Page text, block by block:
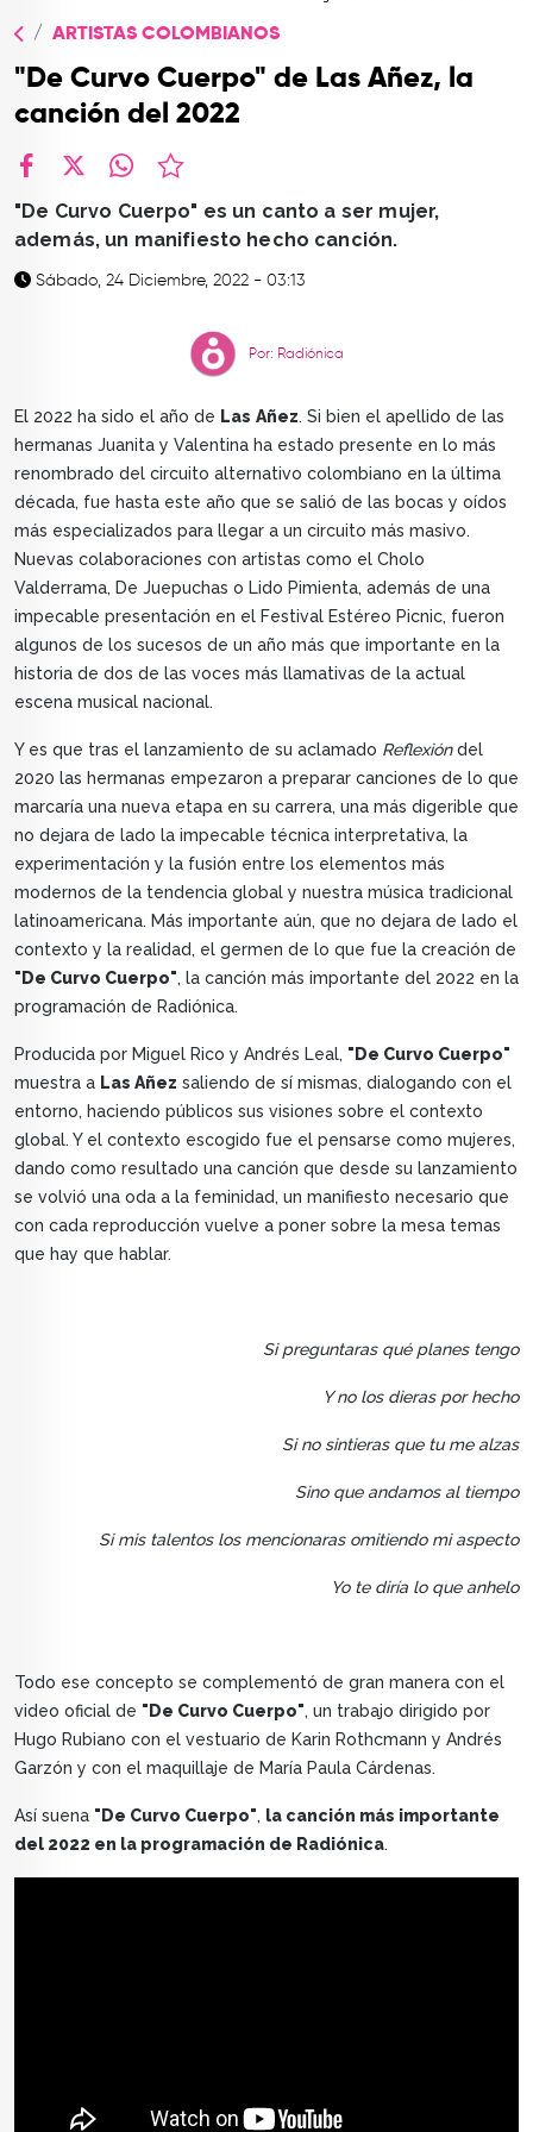
CONTACTO
ARTISTAS COLOMBIANOS
"De Curvo Cuerpo" de Las Añez, la
canción del 2022
"De Curvo Cuerpo" es un canto a ser mujer,
además, un manifiesto hecho canción.
Sábado, 24 Diciembre, 2022 - 03:13
Por: Radiónica
El 2022 ha sido el año de Las Añez. Si bien el apellido de las
hermanas Juanita y Valentina ha estado presente en lo más
renombrado del circuito alternativo colombiano en la última
década, fue hasta este año que se salió de las bocas y oídos
más especializados para llegar a un circuito más masivo.
Nuevas colaboraciones con artistas como el Cholo
Valderrama, De Juepuchas o Lido Pimienta, además de una
impecable presentación en el Festival Estéreo Picnic, fueron
algunos de los sucesos de un año más que importante en la
historia de dos de las voces más llamativas de la actual
escena musical nacional.
Y es que tras el lanzamiento de su aclamado Reflexióndel
2020 las hermanas empezaron a preparar canciones de lo que
marcaría una nueva etapa en su carrera, una más digerible que
no dejara de lado la impecable técnica interpretativa, la
experimentación y la fusión entre los elementos más
modernos de la tendencia global y nuestra música tradicional
latinoamericana. Más importante aún, que no dejara de lado el
contexto y la realidad, el germen de lo que fue la creación de
"De Curvo Cuerpo", la canción más importante del 2022 en la
programación de Radiónica.
Producida por Miguel Rico y Andrés Leal, "De Curvo Cuerpo"
muestra a Las Añez saliendo de sí mismas, dialogando con el
entorno, haciendo públicos sus visiones sobre el contexto
global. Y el contexto escogido fue el pensarse como mujeres,
dando como resultado una canción que desde su lanzamiento
se volvió una oda a la feminidad, un manifiesto necesario que
con cada reproducción vuelve a poner sobre la mesa temas
que hay que hablar.
Si preguntaras qué planes tengo
Y no los dieras por hecho
Si no sintieras que tu me alzas
Sino que andamos al tiempo
Si mis talentos los mencionaras omitiendo mi aspecto
Yo te diría lo que anhelo
Todo ese concepto se complementó de gran manera con el
video oficial de "De Curvo Cuerpo", un trabajo dirigido por
Hugo Rubiano con el vestuario de Karin Rothcmann y Andrés
Garzón y con el maquillaje de María Paula Cárdenas.
Así suena "De Curvo Cuerpo", la canción más importante
del 2022 en la programación de Radiónica.